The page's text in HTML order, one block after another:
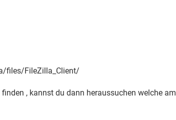
files/FileZilla_Client/
, kannst du dann heraussuchen welche am